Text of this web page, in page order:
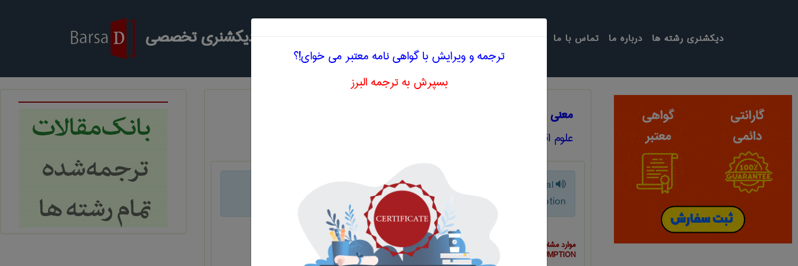
جستجو در دیکشنری تخصصی تماس با ما درباره ما دیکشنری رشته ها
معنی NATIONAL CONSUMPTION
علوم اقتصادی
national
consumption
مصرف ملی
موارد مشابه با اصطلاح تخصصی انگلیسی NATIONAL
CONSUMPTION
ترجمه و ویرایش با گواهی نامه معتبر می خوای!؟
بسپرش به ترجمه البرز